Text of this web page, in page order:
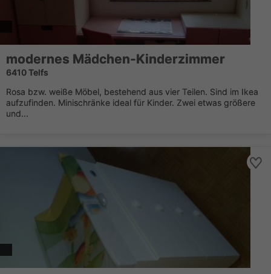
modernes Mädchen-Kinderzimmer
6410 Telfs
Rosa bzw. weiße Möbel, bestehend aus vier Teilen. Sind im Ikea
aufzufinden. Minischränke ideal für Kinder. Zwei etwas größere
und...